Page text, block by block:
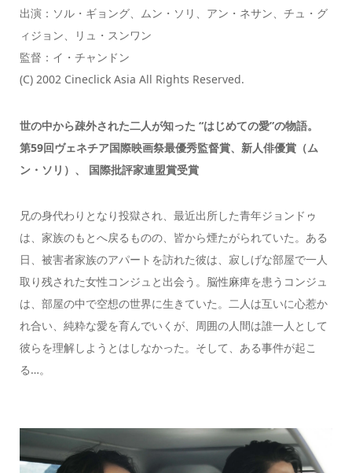
出演：ソル・ギョング、ムン・ソリ、アン・ネサン、チュ・グ
ィジョン、リュ・スンワン
監督：イ・チャンドン
(C) 2002 Cineclick Asia All Rights Reserved.
世の中から疎外された二人が知った “はじめての愛”の物語。
第59回ヴェネチア国際映画祭最優秀監督賞、新人俳優賞（ム
ン・ソリ）、 国際批評家連盟賞受賞
兄の身代わりとなり投獄され、最近出所した青年ジョンドゥ
は、家族のもとへ戻るものの、皆から煙たがられていた。ある
日、被害者家族のアパートを訪れた彼は、寂しげな部屋で一人
取り残された女性コンジュと出会う。脳性麻痺を患うコンジュ
は、部屋の中で空想の世界に生きていた。二人は互いに心惹か
れ合い、純粋な愛を育んでいくが、周囲の人間は誰一人として
彼らを理解しようとはしなかった。そして、ある事件が起こ
る…。